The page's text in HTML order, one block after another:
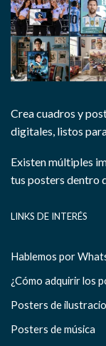
Crea cuadros y
digitales, listos
Existen múltiples
tus posters dentro
LINKS DE INTERÉS
Hablemos por
¿Cómo adquirir los
Posters de
Posters de música